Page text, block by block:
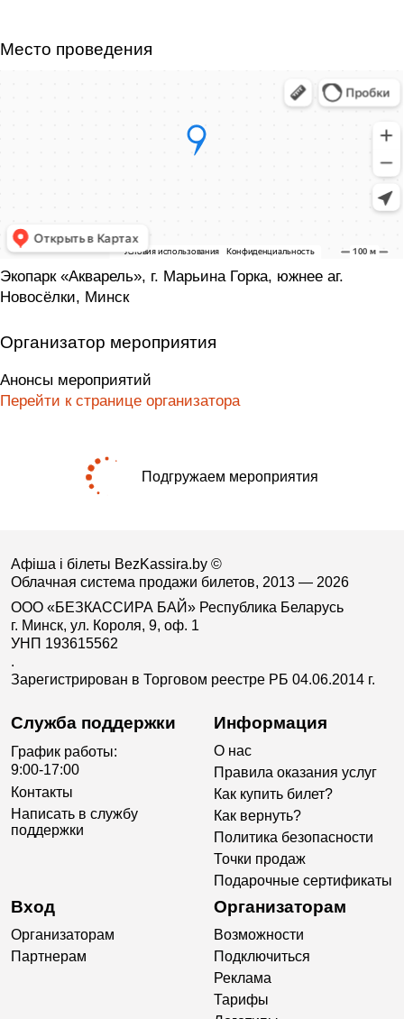
Место проведения
Экопарк «Акварель», г. Марьина Горка, южнее аг.
Новосёлки, Минск
Организатор мероприятия
Анонсы мероприятий
Перейти к странице организатора
Подгружаем мероприятия
Афіша і білеты BezKassira.by ©
Облачная система продажи билетов, 2013 — 2026
ООО «БЕЗКАССИРА БАЙ» Республика Беларусь
г. Минск, ул. Короля, 9, оф. 1
УНП 193615562
.
Зарегистрирован в Торговом реестре РБ 04.06.2014 г.
Служба поддержки
График работы:
9:00-17:00
Контакты
Написать в службу
поддержки
Информация
О нас
Правила оказания услуг
Как купить билет?
Как вернуть?
Политика безопасности
Точки продаж
Подарочные сертификаты
Вход
Организаторам
Партнерам
Организаторам
Возможности
Подключиться
Реклама
Тарифы